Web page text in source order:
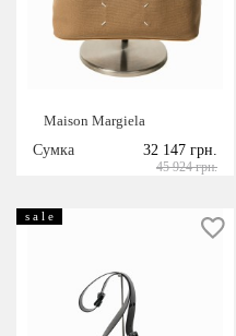
Maison Margiela
Сумка
32 147 грн.
45 924 грн.
s a l e